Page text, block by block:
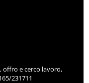
offro e cerco lavoro,
231711